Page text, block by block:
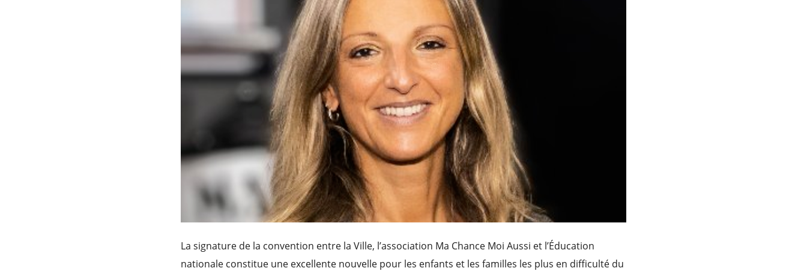
La signature de la convention entre la Ville, l’association Ma Chance Moi Aussi et l’Éducation
nationale constitue une excellente nouvelle pour les enfants et les familles les plus en difficulté du